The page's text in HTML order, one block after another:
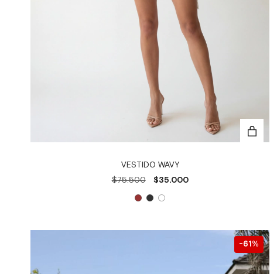
VESTIDO WAVY
$75.500
$35.000
61%